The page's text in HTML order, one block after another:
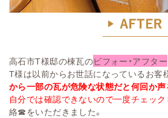
高石市T様邸の棟瓦のビフォー・アフター
T様は以前からお世話になっているお客
から一部の瓦が危険な状態だと何回か声
自分では確認できないので一度チェッ
絡☎をいただきました。